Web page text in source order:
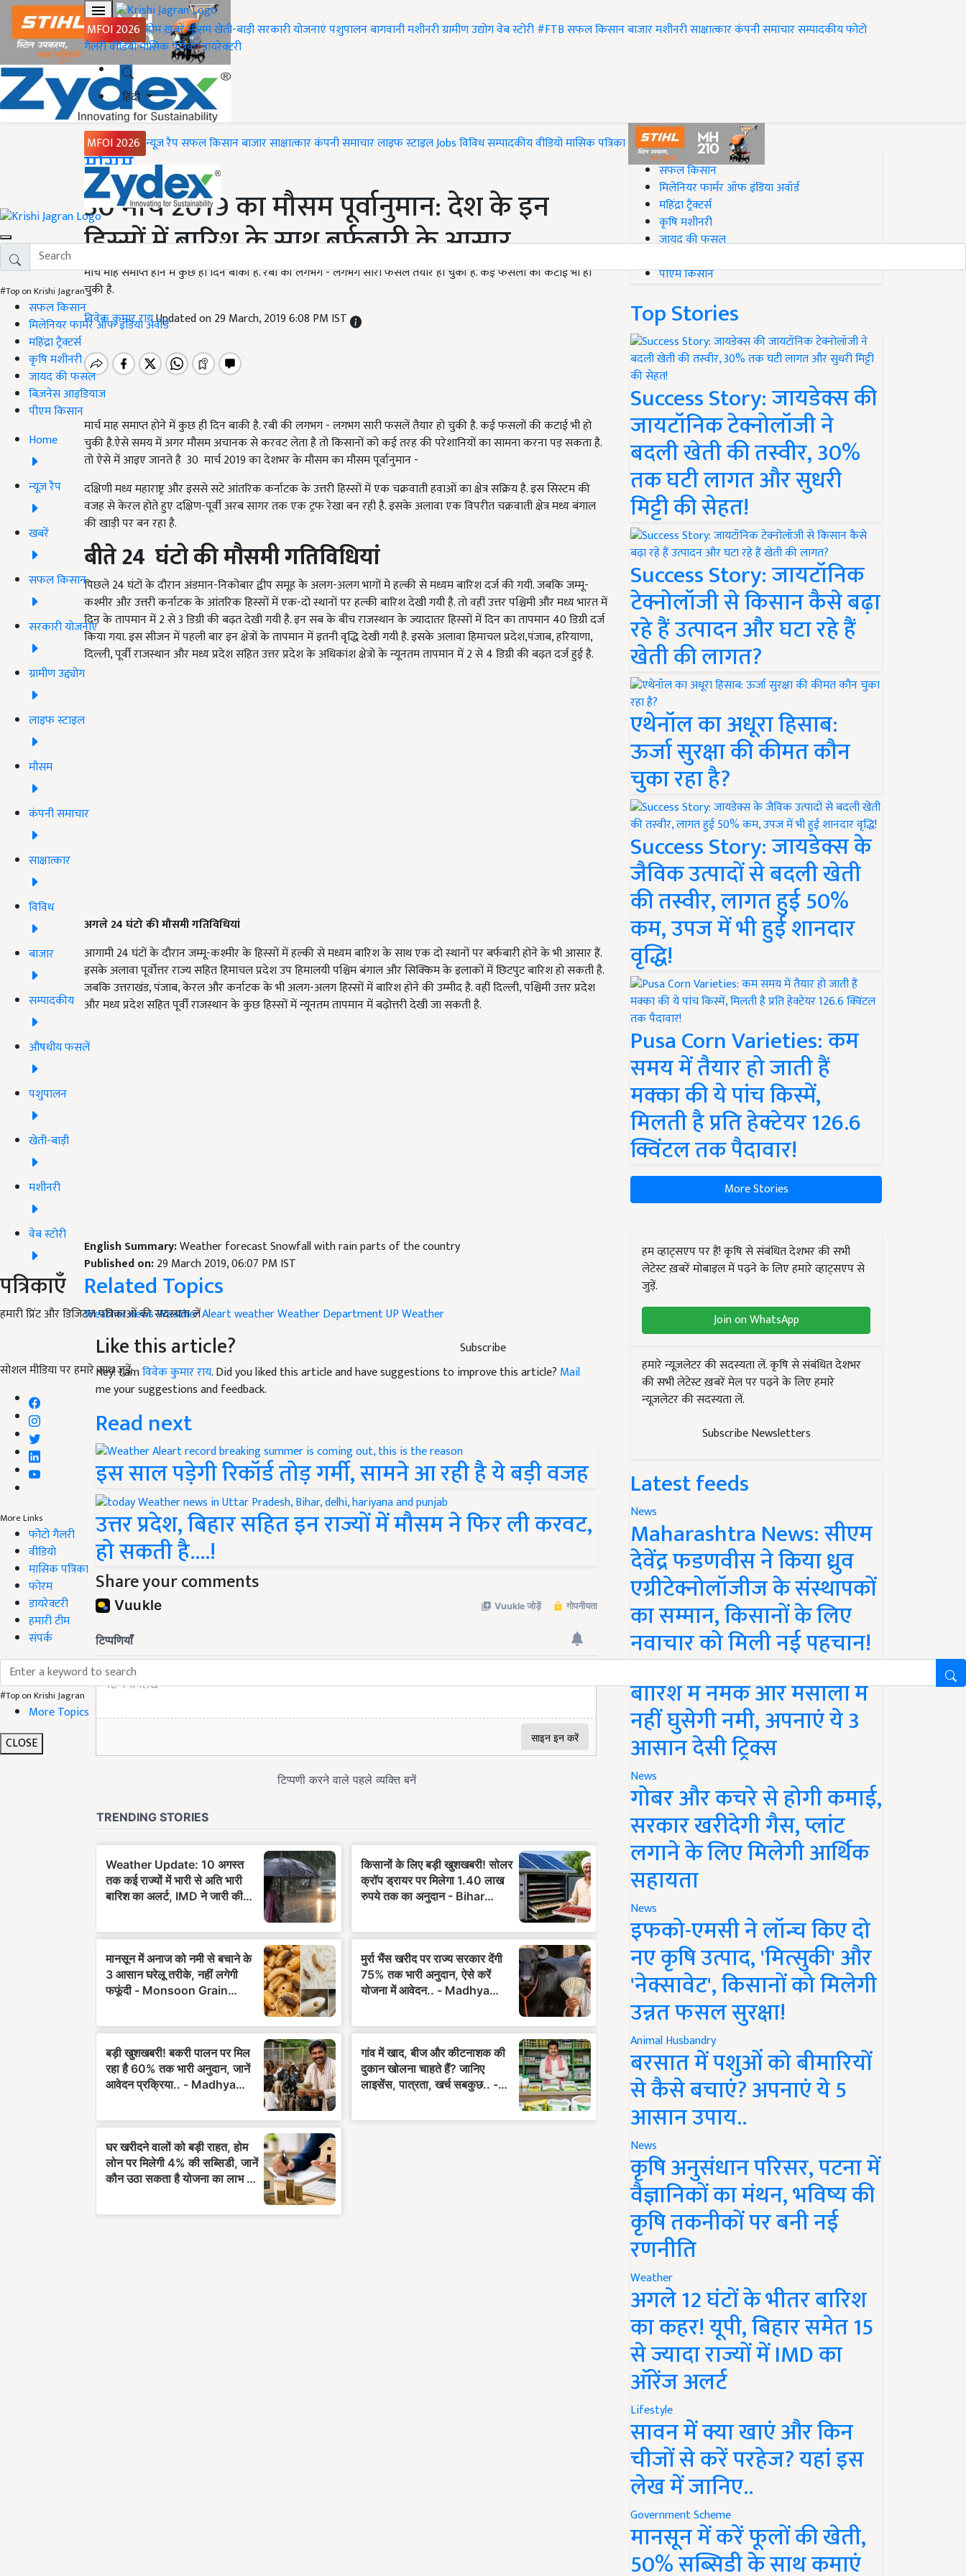
MFOI 2026 होमख़बरेंमौसमखेती-बाड़ीसरकारी योजनाएंपशुपालनबागवानीमशीनरीग्रामीण उद्योगवेब स्टोरी#FTBसफल किसानबाजारमशीनरीसाक्षात्कारकंपनी समाचारसम्पादकीयफोटो
गैलरीवीडियोमासिक पत्रिकाडायरेक्टरी
हिंदी
MFOI 2026 न्यूज़ रैपसफल किसानबाजारसाक्षात्कारकंपनी समाचारलाइफ स्टाइलJobsविविधसम्पादकीयवीडियोमासिक पत्रिका
#Top on Krishi Jagran
सफल किसान
मिलेनियर फार्मर ऑफ इंडिया अवॉर्ड
महिंद्रा ट्रैक्टर्स
कृषि मशीनरी
जायद की फसल
बिज़नेस आइडियाज
पीएम किसान
Home
न्यूज़ रैप
खबरें
सफल किसान
सरकारी योजनाएं
ग्रामीण उद्द्योग
लाइफ स्टाइल
मौसम
कंपनी समाचार
साक्षात्कार
विविध
बाजार
सम्पादकीय
औषधीय फसलें
पशुपालन
खेती-बाड़ी
मशीनरी
वेब स्टोरी
पत्रिकाएँ
हमारी प्रिंट और डिजिटल पत्रिकाओं की सदस्यता लें
Subscribe
सोशल मीडिया पर हमारे साथ जुड़ें:
More Links
फोटो गैलरी
वीडियो
मासिक पत्रिका
फोरम
डायरेक्टरी
हमारी टीम
संपर्क
#Top on Krishi Jagran
More Topics
CLOSE
Home
मौसम
30 मार्च 2019 का मौसम पूर्वानुमान: देश के इन
हिस्सों में बारिश के साथ बर्फबारी के आसार
मार्च माह समाप्त होने में कुछ ही दिन बाकी है. रबी की लगभग - लगभग सारी फसलें तैयार हो चुकी है. कई फसलों की कटाई भी हो
चुकी है.
विवेक कुमार रायUpdated on 29 March, 2019 6:08 PM IST
मार्च माह समाप्त होने में कुछ ही दिन बाकी है. रबी की लगभग - लगभग सारी फसलें तैयार हो चुकी है. कई फसलों की कटाई भी हो
चुकी है.ऐसे समय में अगर मौसम अचानक से करवट लेता है तो किसानों को कई तरह की परेशानियों का सामना करना पड़ सकता है.
तो ऐसे में आइए जानते है 30 मार्च 2019 का देशभर के मौसम का मौसम पूर्वानुमान -
दक्षिणी मध्य महाराष्ट्र और इससे सटे आंतरिक कर्नाटक के उत्तरी हिस्सों में एक चक्रवाती हवाओं का क्षेत्र सक्रिय है. इस सिस्टम की
वजह से केरल होते हुए दक्षिण-पूर्वी अरब सागर तक एक ट्रफ रेखा बन रही है. इसके अलावा एक विपरीत चक्रवाती क्षेत्र मध्य बंगाल
की खाड़ी पर बन रहा है.
बीते 24 घंटो की मौसमी गतिविधियां
पिछले 24 घंटों के दौरान अंडमान-निकोबार द्वीप समूह के अलग-अलग भागों मे हल्की से मध्यम बारिश दर्ज की गयी. जबकि जम्मू-
कश्मीर और उत्तरी कर्नाटक के आंतरिक हिस्सों में एक-दो स्थानों पर हल्की बारिश देखी गयी है. तो वहीं उत्तर पश्चिमी और मध्य भारत में
दिन के तापमान में 2 से 3 डिग्री की बढ़त देखी गयी है. इन सब के बीच राजस्थान के ज्यादातर हिस्सों में दिन का तापमान 40 डिग्री दर्ज
किया गया. इस सीजन में पहली बार इन क्षेत्रों के तापमान में इतनी वृद्धि देखी गयी है. इसके अलावा हिमाचल प्रदेश,पंजाब, हरियाणा,
दिल्ली, पूर्वी राजस्थान और मध्य प्रदेश सहित उत्तर प्रदेश के अधिकांश क्षेत्रो के न्यूनतम तापमान में 2 से 4 डिग्री की बढ़त दर्ज हुई है.
अगले 24घंटो की मौसमी गतिविधियां
आगामी 24 घंटों के दौरान जम्मू-कश्मीर के हिस्सों में हल्की से मध्यम बारिश के साथ एक दो स्थानों पर बर्फबारी होने के भी आसार हैं.
इसके अलावा पूर्वोत्तर राज्य सहित हिमाचल प्रदेश उप हिमालयी पश्चिम बंगाल और सिक्किम के इलाकों में छिटपुट बारिश हो सकती है.
जबकि उत्तराखंड, पंजाब, केरल और कर्नाटक के भी अलग-अलग हिस्सों में बारिश होने की उम्मीद है. वहीं दिल्ली, पश्चिमी उत्तर प्रदेश
और मध्य प्रदेश सहित पूर्वी राजस्थान के कुछ हिस्सों में न्यूनतम तापमान में बढ़ोत्तरी देखी जा सकती है.
English Summary:Weather forecast Snowfall with rain parts of the country
Published on:29 March 2019, 06:07 PM IST
Related Topics
Weather newsWeather AleartweatherWeather DepartmentUP Weather
Like this article?
Hey! I amविवेक कुमार राय. Did you liked this article and have suggestions to improve this article? Mail
me your suggestions and feedback.
Read next
इस साल पड़ेगी रिकॉर्ड तोड़ गर्मी, सामने आ रही है ये बड़ी वजह
उत्तर प्रदेश, बिहार सहित इन राज्यों में मौसम ने फिर ली करवट,
हो सकती है....!
Share your comments
#Top on Krishi Jagran
सफल किसान
मिलेनियर फार्मर ऑफ इंडिया अवॉर्ड
महिंद्रा ट्रैक्टर्स
कृषि मशीनरी
जायद की फसल
पीएम किसान
Top Stories
Success Story: जायडेक्स की
जायटॉनिक टेक्नोलॉजी ने
बदली खेती की तस्वीर, 30%
तक घटी लागत और सुधरी
मिट्टी की सेहत!
Success Story: जायटॉनिक
टेक्नोलॉजी से किसान कैसे बढ़ा
रहे हैं उत्पादन और घटा रहे हैं
खेती की लागत?
एथेनॉल का अधूरा हिसाब:
ऊर्जा सुरक्षा की कीमत कौन
चुका रहा है?
Success Story: जायडेक्स के
जैविक उत्पादों से बदली खेती
की तस्वीर, लागत हुई 50%
कम, उपज में भी हुई शानदार
वृद्धि!
Pusa Corn Varieties: कम
समय में तैयार हो जाती हैं
मक्का की ये पांच किस्में,
मिलती है प्रति हेक्टेयर 126.6
क्विंटल तक पैदावार!
More Stories
हम व्हाट्सएप पर हैं! कृषि से संबंधित देशभर की सभी
लेटेस्ट ख़बरें मोबाइल में पढ़ने के लिए हमारे व्हाट्सएप से
जुड़ें.
Join on WhatsApp
हमारे न्यूज़लेटर की सदस्यता लें. कृषि से संबंधित देशभर
की सभी लेटेस्ट ख़बरें मेल पर पढ़ने के लिए हमारे
न्यूज़लेटर की सदस्यता लें.
Subscribe Newsletters
Latest feeds
News
Maharashtra News: सीएम
देवेंद्र फडणवीस ने किया ध्रुव
एग्रीटेक्नोलॉजीज के संस्थापकों
का सम्मान, किसानों के लिए
नवाचार को मिली नई पहचान!
बारिश में नमक और मसालों में
नहीं घुसेगी नमी, अपनाएं ये 3
आसान देसी ट्रिक्स
News
गोबर और कचरे से होगी कमाई,
सरकार खरीदेगी गैस, प्लांट
लगाने के लिए मिलेगी आर्थिक
सहायता
News
इफको-एमसी ने लॉन्च किए दो
नए कृषि उत्पाद, 'मित्सुकी' और
'नेक्सावेट', किसानों को मिलेगी
उन्नत फसल सुरक्षा!
Animal Husbandry
बरसात में पशुओं को बीमारियों
से कैसे बचाएं? अपनाएं ये 5
आसान उपाय..
News
कृषि अनुसंधान परिसर, पटना में
वैज्ञानिकों का मंथन, भविष्य की
कृषि तकनीकों पर बनी नई
रणनीति
Weather
अगले 12 घंटों के भीतर बारिश
का कहर! यूपी, बिहार समेत 15
से ज्यादा राज्यों में IMD का
ऑरेंज अलर्ट
Lifestyle
सावन में क्या खाएं और किन
चीजों से करें परहेज? यहां इस
लेख में जानिए..
Government Scheme
मानसून में करें फूलों की खेती,
50% सब्सिडी के साथ कमाएं